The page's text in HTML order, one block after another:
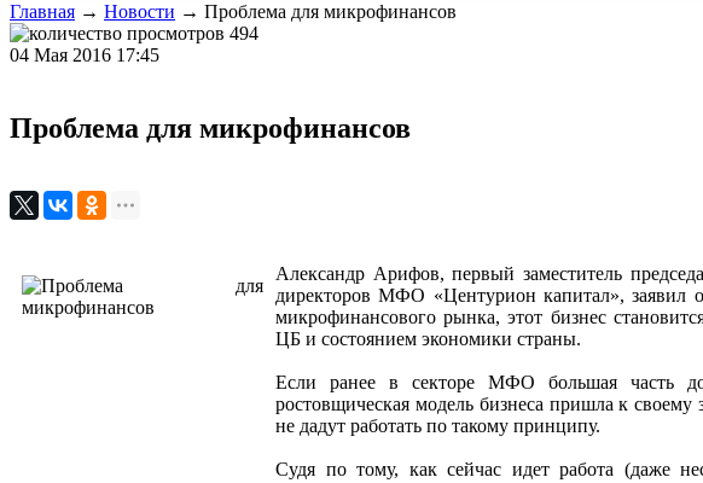
Главная → Новости → Проблема для микрофинансов
494
04 Мая 2016 17:45
Проблема для микрофинансов
Александр Арифов, первый заместитель
директоров МФО «Центурион капитал», заявил
микрофинансового рынка, этот бизнес
ЦБ и состоянием экономики страны.
Если ранее в секторе МФО большая часть
ростовщическая модель бизнеса пришла к
не дадут работать по такому принципу.
Судя по тому, как сейчас идет работа (даже